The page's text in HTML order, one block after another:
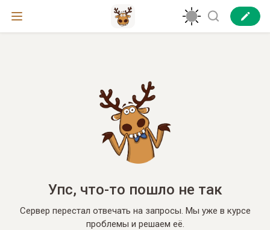
Упс, что-то пошло не так
Сервер перестал отвечать на запросы. Мы уже в курсе
проблемы и решаем её.